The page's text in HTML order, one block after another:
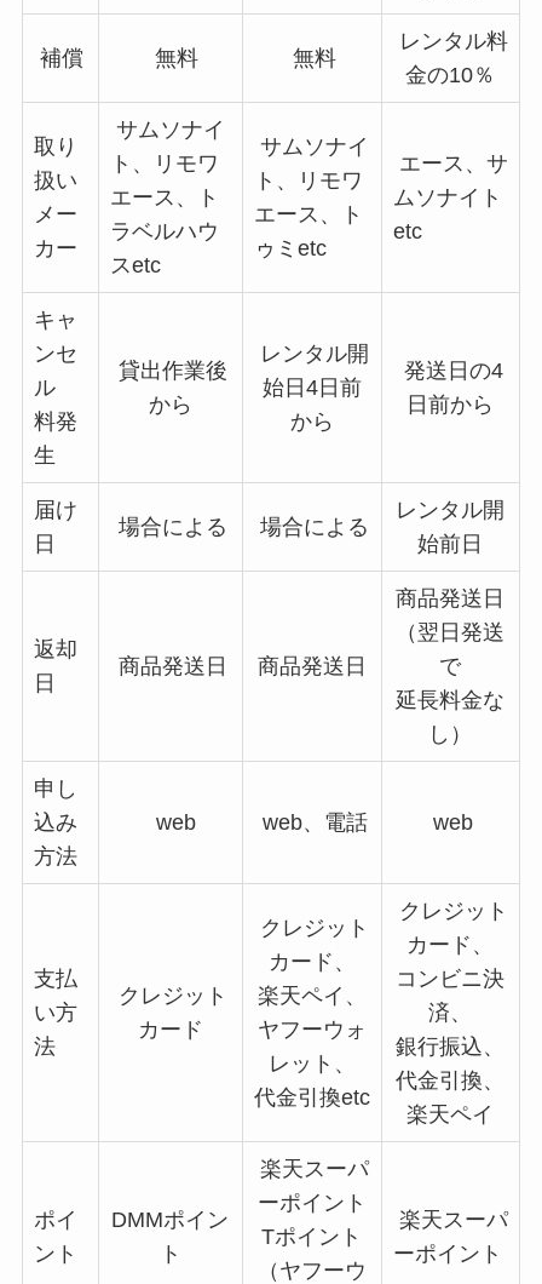
補償 無料 無料
レンタル料
金の10％
取り
扱い
メー
カー
サムソナイ
ト、リモワ
エース、ト
ラベルハウ
スetc
サムソナイ
ト、リモワ
エース、ト
ゥミetc
エース、サ
ムソナイト
etc
キャ
ンセ
ル
料発
生
貸出作業後
から
レンタル開
始日4日前
から
発送日の4
日前から
届け
日
場合による 場合による
レンタル開
始前日
返却
日
商品発送日 商品発送日
商品発送日
（翌日発送
で
延長料金な
し）
申し
込み
方法
web web、電話 web
支払
い方
法
クレジット
カード
クレジット
カード、
楽天ペイ、
ヤフーウォ
レット、
代金引換etc
クレジット
カード、
コンビニ決
済、
銀行振込、
代金引換、
楽天ペイ
ポイ
ント
DMMポイン
ト
楽天スーパ
ーポイント
Tポイント
（ヤフーウ
楽天スーパ
ーポイント